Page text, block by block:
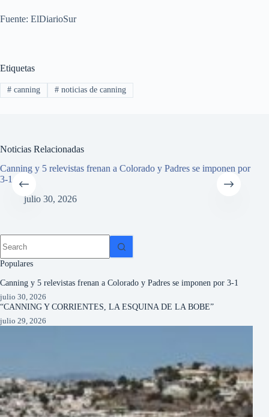
Fuente: ElDiarioSur
Etiquetas
#canning #noticias de canning
Noticias Relacionadas
Canning y 5 relevistas frenan a Colorado y Padres se imponen por
3-1
julio 30, 2026
Populares
Canning y 5 relevistas frenan a Colorado y Padres se imponen por 3-1
julio 30, 2026
“CANNING Y CORRIENTES, LA ESQUINA DE LA BOBE”
julio 29, 2026